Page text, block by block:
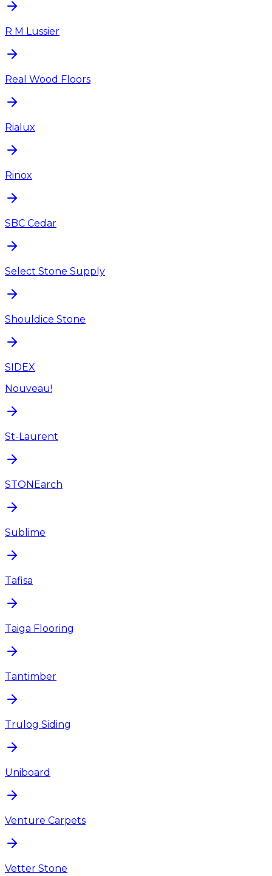
R M Lussier
Real Wood Floors
Rialux
Rinox
SBC Cedar
Select Stone Supply
Shouldice Stone
SIDEX
Nouveau!
St-Laurent
STONEarch
Sublime
Tafisa
Taiga Flooring
Tantimber
Trulog Siding
Uniboard
Venture Carpets
Vetter Stone